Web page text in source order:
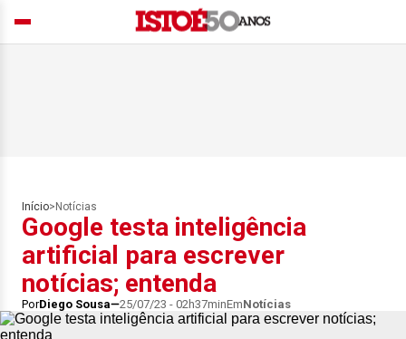
Início> Notícias
Google testa inteligência
artificial para escrever
notícias; entenda
PorDiego Sousa 25/07/23 - 02h37minEmNotícias